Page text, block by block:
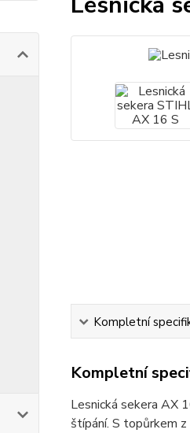
Kompletní
Kompletní
Lesnická sekera AX
štípání. S topůrkem